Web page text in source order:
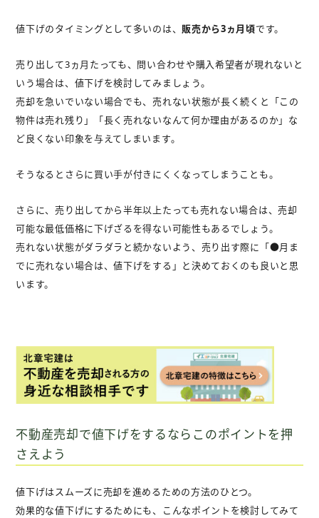
値下げのタイミングとして多いのは、 販売から3ヵ月頃です。
売り出して3ヵ月たっても、問い合わせや購入希望者が現れないと
いう場合は、値下げを検討してみましょう。
売却を急いでいない場合でも、売れない状態が長く続くと「この
物件は売れ残り」「長く売れないなんて何か理由があるのか」な
ど良くない印象を与えてしまいます。
そうなるとさらに買い手が付きにくくなってしまうことも。
さらに、売り出してから半年以上たっても売れない場合は、売却
可能な最低価格に下げざるを得ない可能性もあるでしょう。
売れない状態がダラダラと続かないよう、売り出す際に「●月ま
でに売れない場合は、値下げをする」と決めておくのも良いと思
います。
不動産売却で値下げをするならこのポイントを押
さえよう
値下げはスムーズに売却を進めるための方法のひとつ。
効果的な値下げにするためにも、こんなポイントを検討してみて